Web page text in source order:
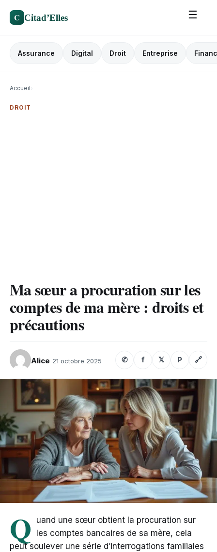
C Citad’Elles ☰
Assurance Digital Droit Entreprise
Accueil›
DROIT
Ma sœur a procuration sur les
comptes de ma mère : droits et
précautions
Alice 21 octobre 2025 ✆ f 𝕏 P 🔗
Q
uand une sœur obtient la procuration sur
les comptes bancaires de sa mère, cela
peut soulever une série d’interrogations familiales